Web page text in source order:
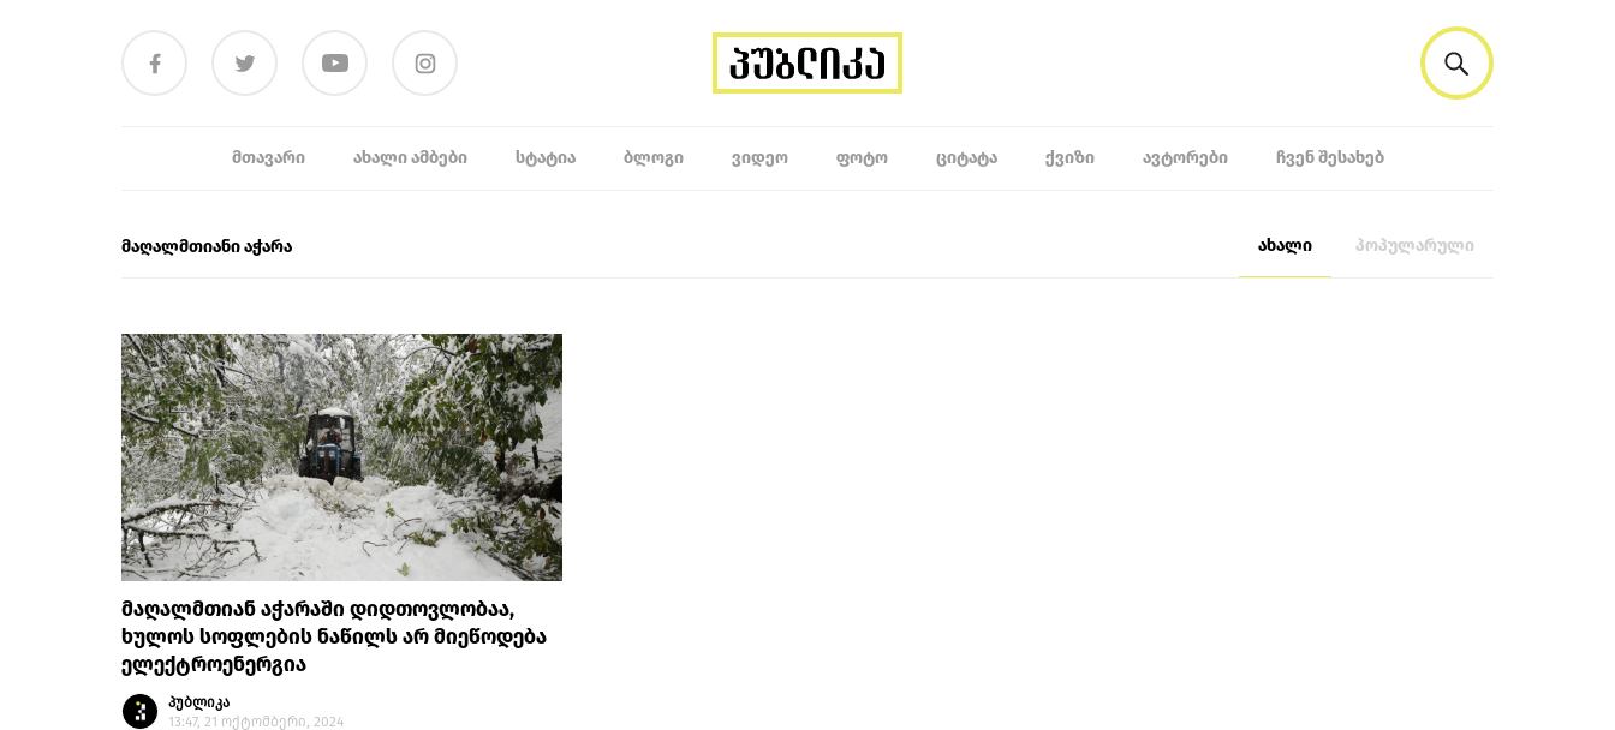
ᲛᲗᲐᲕᲐᲠᲘ ᲐᲮᲐᲚᲘ ᲐᲛᲑᲔᲑᲘ ᲡᲢᲐᲢᲘᲐ ᲑᲚᲝᲒᲘ ᲕᲘᲓᲔᲝ ᲤᲝᲢᲝ ᲪᲘᲢᲐᲢᲐ ᲥᲕᲘᲖᲘ ᲐᲕᲢᲝᲠᲔᲑᲘ ᲩᲕᲔᲜ ᲨᲔᲡᲐᲮᲔᲑ
მაღალმთიანი აჭარა ახალი პოპულარული
მაღალმთიან აჭარაში დიდთოვლობაა,
ხულოს სოფლების ნაწილს არ მიეწოდება
ელექტროენერგია
პუბლიკა
13:47, 21 ოქტომბერი, 2024